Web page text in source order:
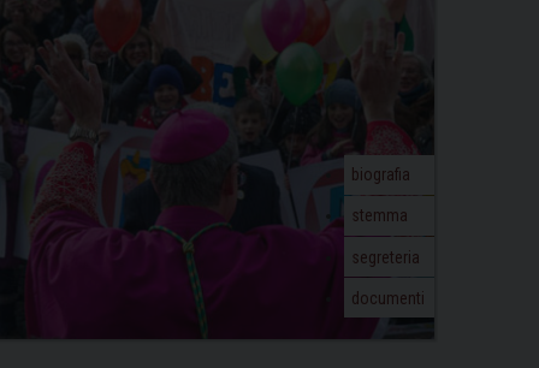
biografia
stemma
segreteria
documenti